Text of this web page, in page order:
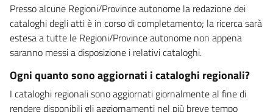
Presso alcune Regioni/Province autonome la redazione dei
cataloghi degli atti è in corso di completamento; la ricerca sarà
estesa a tutte le Regioni/Province autonome non appena
saranno messi a disposizione i relativi cataloghi.
Ogni quanto sono aggiornati i cataloghi regionali?
I cataloghi regionali sono aggiornati giornalmente al fine di
rendere disponibili gli aggiornamenti nel più breve tempo